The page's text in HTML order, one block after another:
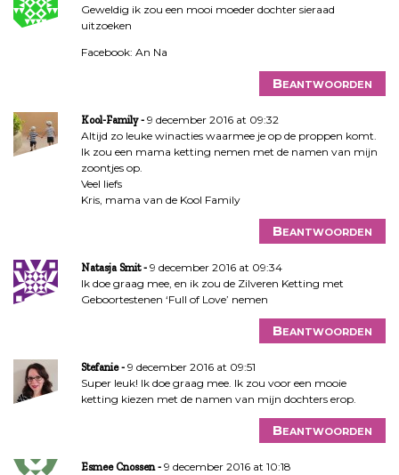
Geweldig ik zou een mooi moeder dochter sieraad
uitzoeken
Facebook: An Na
Beantwoorden
Kool-Family
9 december 2016 at 09:32
Altijd zo leuke winacties waarmee je op de proppen komt.
Ik zou een mama ketting nemen met de namen van mijn
zoontjes op.
Veel liefs
Kris, mama van de Kool Family
Beantwoorden
Natasja Smit
9 december 2016 at 09:34
Ik doe graag mee, en ik zou de Zilveren Ketting met
Geboortestenen ‘Full of Love’ nemen
Beantwoorden
Stefanie
9 december 2016 at 09:51
Super leuk! Ik doe graag mee. Ik zou voor een mooie
ketting kiezen met de namen van mijn dochters erop.
Beantwoorden
Esmee Cnossen
9 december 2016 at 10:18